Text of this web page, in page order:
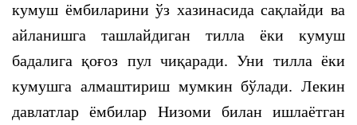
кумуш ёмбиларини ўз хазинасида сақлайди ва
айланишга ташлайдиган тилла ёки кумуш
бадалига қоғоз пул чиқаради. Уни тилла ёки
кумушга алмаштириш мумкин бўлади. Лекин
давлатлар ёмбилар Низоми билан ишлаётган